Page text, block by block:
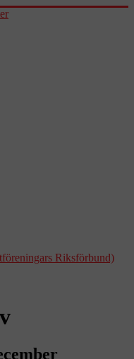
Riksförbund)